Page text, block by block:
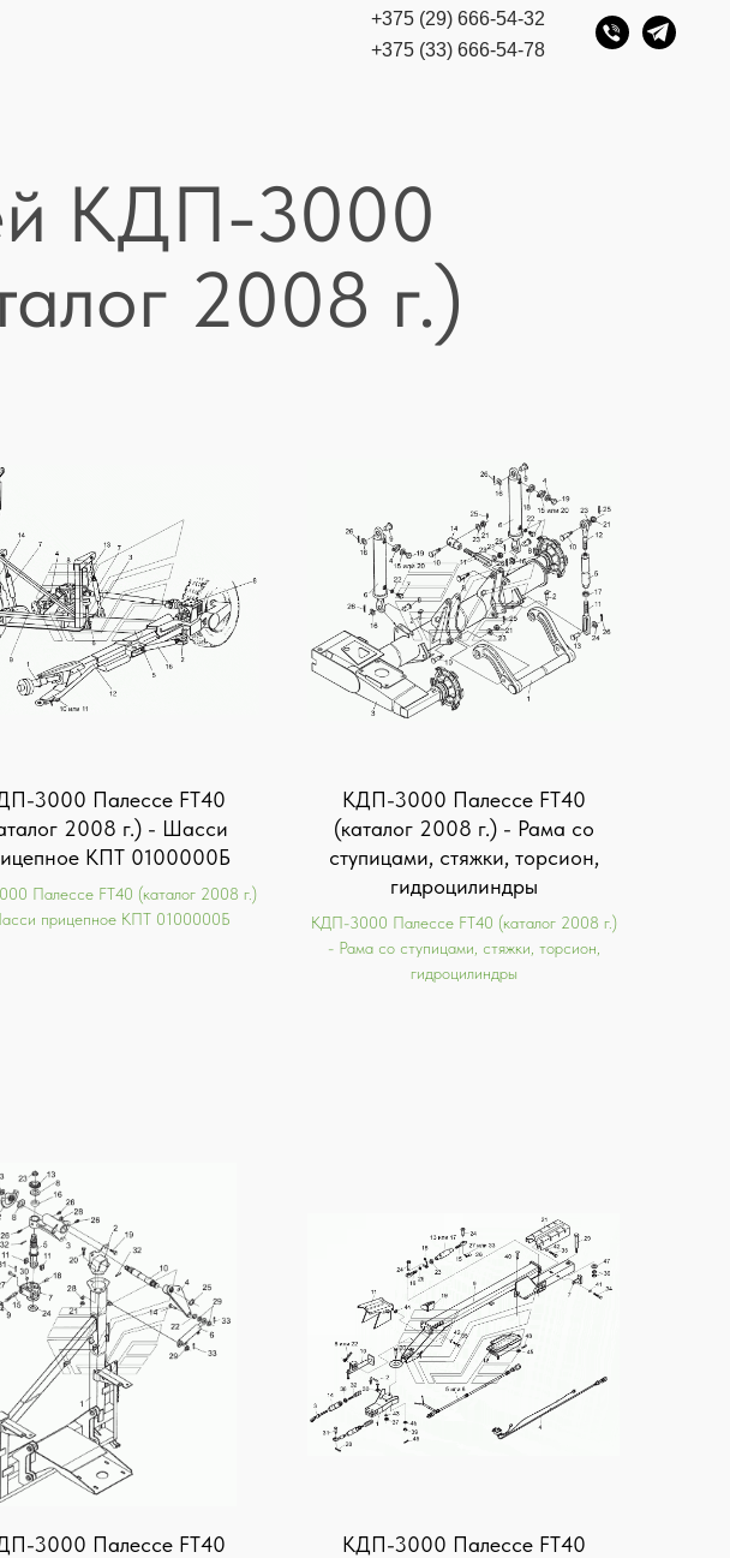
+375 (29) 666-54-32
+375 (33) 666-54-78
КДП-3000
2008 г.)
3000 Палессе FT40
2008 г.) - Шасси
КПТ 0100000Б
Палессе FT40 (каталог 2008 г.)
прицепное КПТ 0100000Б
КДП-3000 Палессе FT40
(каталог 2008 г.) - Рама со
ступицами, стяжки, торсион,
гидроцилиндры
КДП-3000 Палессе FT40 (каталог 2008 г.)
- Рама со ступицами, стяжки, торсион,
гидроцилиндры
3000 Палессе FT40
КДП-3000 Палессе FT40